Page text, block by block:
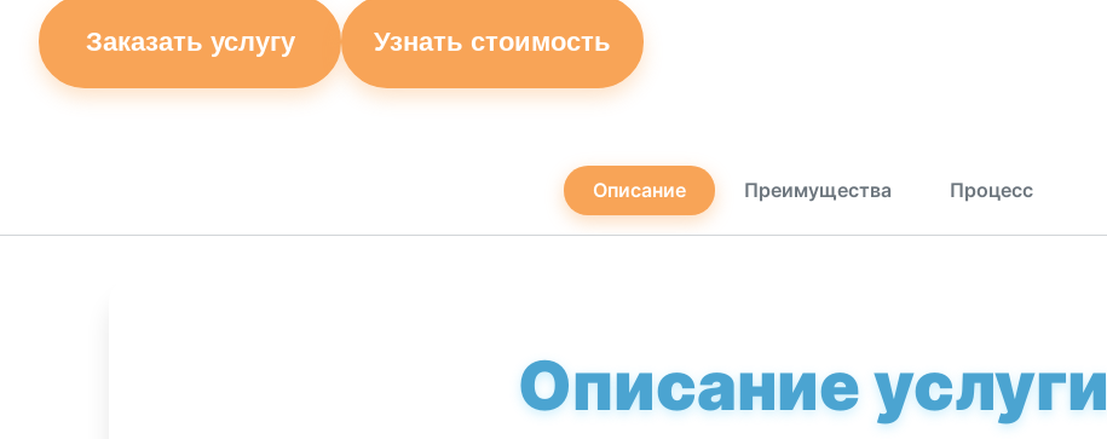
Заказать услугу Узнать стоимость
Описание Преимущества Процесс
Описание услуги